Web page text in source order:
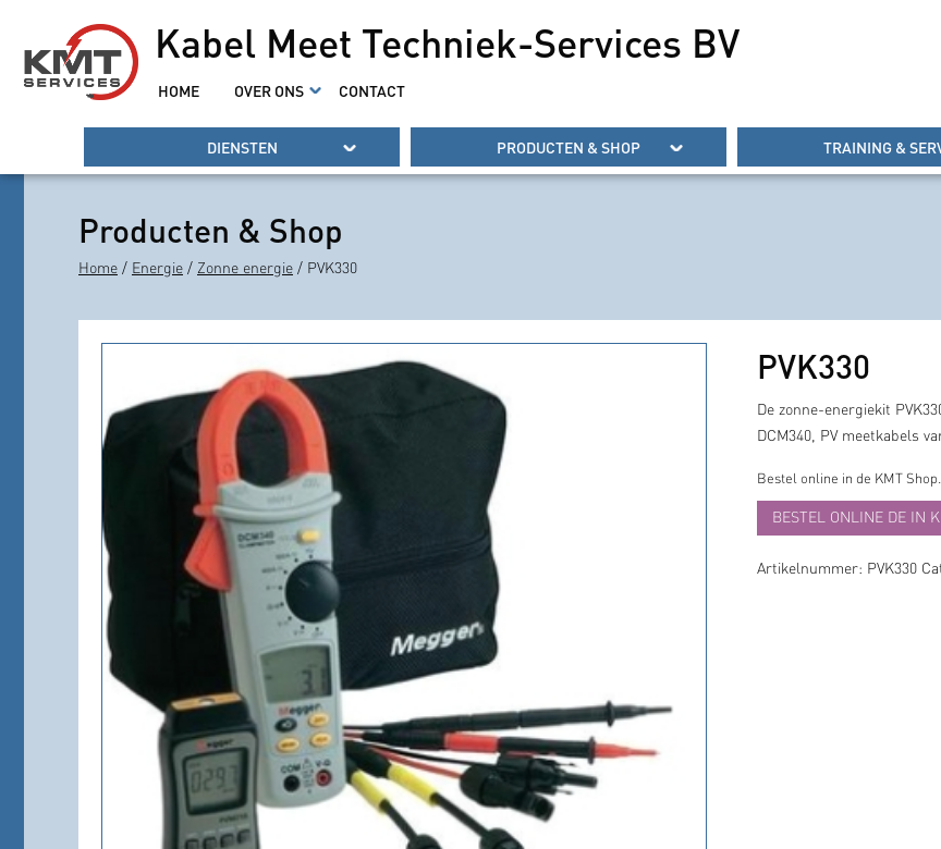
Kabel Meet Techniek-Services BV
HOME OVER ONS CONTACT
DIENSTEN PRODUCTEN & SHOP TRAINING &
Producten & Shop
Home / Energie / Zonne energie / PVK330
PVK330
De zonne-energiekit
DCM340, PV meetkabels
Bestel online in de KMT Shop.
BESTEL ONLINE DE IN
Artikelnummer: PVK330